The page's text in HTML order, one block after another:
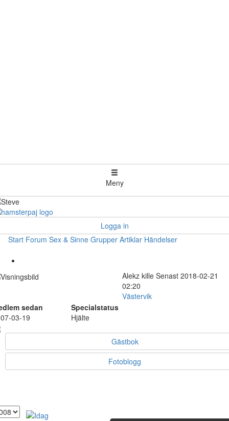
Meny
Logga in
Start Forum Sex & Sinne Grupper Artiklar Händelser
Alekz kille Senast 2018-02-21
02:20
Västervik
sedan
Specialstatus
03-19
Hjälte
Gästbok
Fotoblogg